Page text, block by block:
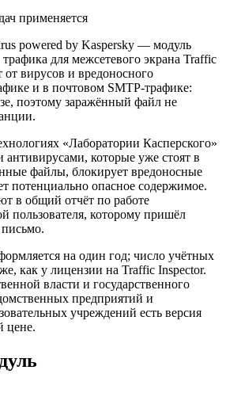
применяется
powered by Kaspersky — модуль
для межсетевого экрана Traffic
вирусов и вредоносного
и в почтовом SMTP-трафике:
поэтому заражённый файл не
«Лаборатории Касперского»
которые уже стоят в
файлы, блокирует вредоносные
потенциально опасное содержимое.
в общий отчёт по работе
пользователя, которому пришёл
на один год; число учётных
же, как у лицензии на Traffic Inspector.
власти и государственного
предприятий и
учреждений есть версия
цене.